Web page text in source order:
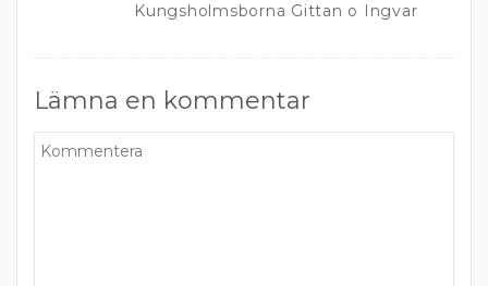
Kungsholmsborna Gittan o Ingvar
Lämna en kommentar